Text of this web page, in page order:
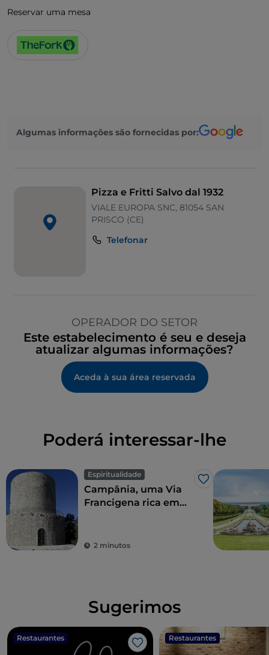
Reservar uma mesa
Algumas informações são fornecidas por:
Pizza e Fritti Salvo dal 1932
VIALE EUROPA SNC, 81054 SAN
PRISCO (CE)
Telefonar
OPERADOR DO SETOR
Este estabelecimento é seu e deseja
atualizar algumas informações?
Aceda à sua área reservada
Poderá interessar-lhe
Espiritualidade
Gosto
Campânia, uma Via
Francigena rica em
2 minutos
Sugerimos
Restaurantes
Gosto
Restaurantes